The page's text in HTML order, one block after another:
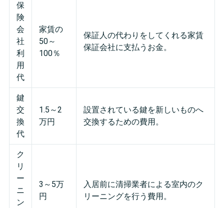
保
険
会
社
利
用
代
家賃の
50～
100％
保証人の代わりをしてくれる家賃
保証会社に支払うお金。
鍵
交
換
代
1.5～2
万円
設置されている鍵を新しいものへ
交換するための費用。
ク
リ
ー
ニ
ン
3～5万
円
入居前に清掃業者による室内のク
リーニングを行う費用。